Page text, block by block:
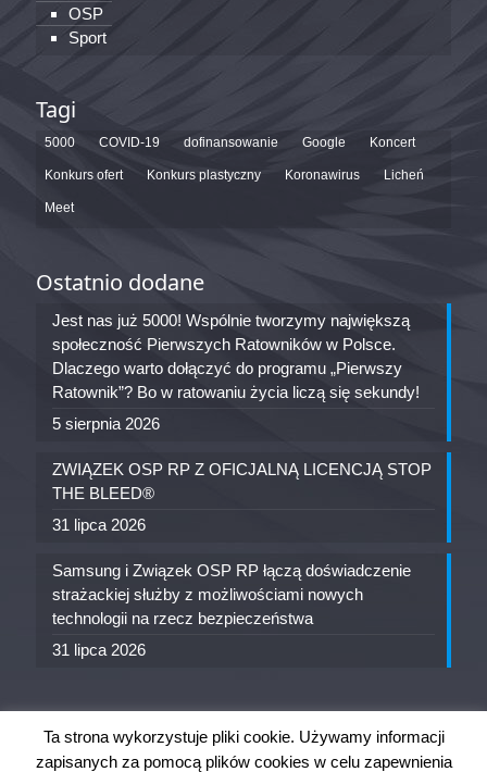
OSP
Sport
Tagi
5000 COVID-19 dofinansowanie Google Koncert
Konkurs ofert Konkurs plastyczny Koronawirus Licheń
Meet
Ostatnio dodane
Jest nas już 5000! Wspólnie tworzymy największą
społeczność Pierwszych Ratowników w Polsce.
Dlaczego warto dołączyć do programu „Pierwszy
Ratownik”? Bo w ratowaniu życia liczą się sekundy!
5 sierpnia 2026
ZWIĄZEK OSP RP Z OFICJALNĄ LICENCJĄ STOP
THE BLEED®
31 lipca 2026
Samsung i Związek OSP RP łączą doświadczenie
strażackiej służby z możliwościami nowych
technologii na rzecz bezpieczeństwa
31 lipca 2026
Ta strona wykorzystuje pliki cookie. Używamy informacji
zapisanych za pomocą plików cookies w celu zapewnienia